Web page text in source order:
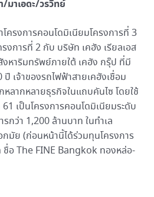
/มาเอดะ/วรวิทย์
ครงการคอนโดมิเนียมโครงการที่ 3
งการที่ 2 กับ บริษัท เคฮัง เรียลเอส
หาริมทรัพย์ภายใต้ เคฮัง กรุ๊ป ที่มี
เจ้าของรถไฟฟ้าสายเคฮังเชื่อม
หลากหลายธุรกิจในแถบคันไซ โดยใช้
เป็นโครงการคอนโดมิเนียมระดับ
กว่า 1,200 ล้านบาท ในทำเล
มัย (ก่อนหน้านี้ได้ร่วมทุนโครงการ
ชื่อ The FINE Bangkok ทองหล่อ-